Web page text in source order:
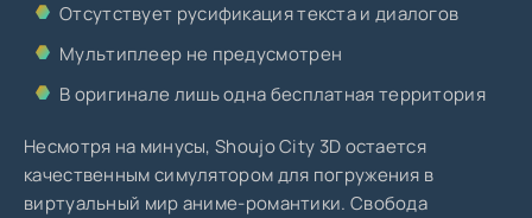
Отсутствует русификация текста и диалогов
Мультиплеер не предусмотрен
В оригинале лишь одна бесплатная территория
Несмотря на минусы, Shoujo City 3D остается
качественным симулятором для погружения в
виртуальный мир аниме-романтики. Свобода